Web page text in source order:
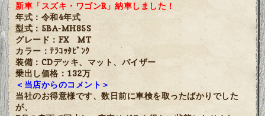
新車「スズキ・ワゴンR」納車しました！
年式：令和4年式
型式：5BA-MH85S
グレード：FX MT
カラー：ﾃﾗｺｯﾀﾋﾟﾝｸ
装備：CDデッキ、マット、バイザー
乗出し価格：132万
＜当店からのコメント＞
当社のお得意様です、数日前に車検を取ったばかりでした
が、